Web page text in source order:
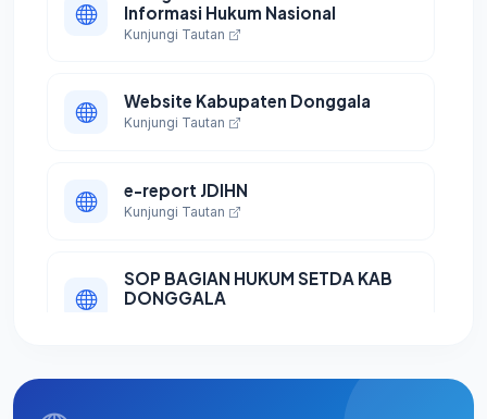
Informasi Hukum Nasional
Kunjungi Tautan
Website Kabupaten Donggala
Kunjungi Tautan
e-report JDIHN
Kunjungi Tautan
SOP BAGIAN HUKUM SETDA KAB
DONGGALA